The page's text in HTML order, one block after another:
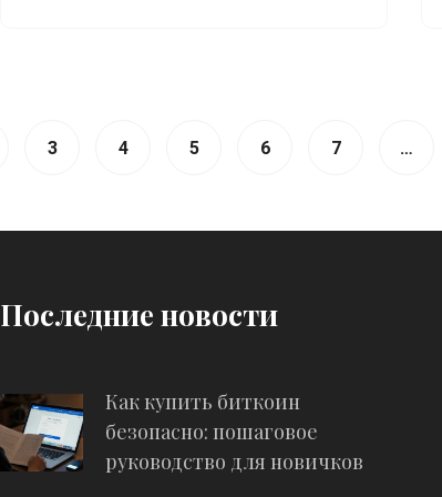
3 4 5 6 7 …
Последние новости
Как купить биткоин
безопасно: пошаговое
руководство для новичков